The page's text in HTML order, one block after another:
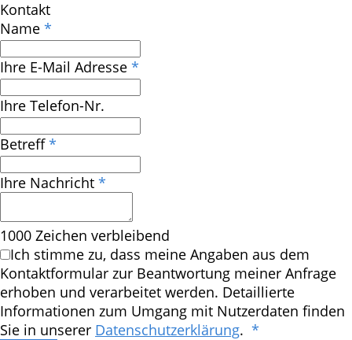
Kontakt
Name *
Ihre E-Mail Adresse *
Ihre Telefon-Nr.
Betreff*
Ihre Nachricht *
1000 Zeichen verbleibend
Ich stimme zu, dass meine Angaben aus dem
Kontaktformular zur Beantwortung meiner Anfrage
erhoben und verarbeitet werden. Detaillierte
Informationen zum Umgang mit Nutzerdaten finden
Sie in unserer Datenschutzerklärung. *